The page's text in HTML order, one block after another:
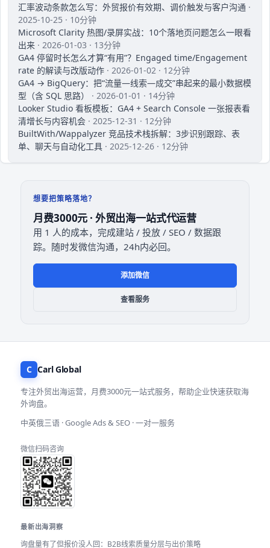
汇率波动条款怎么写：外贸报价有效期、调价触发与客户沟通 ·
2025-10-25 · 10分钟
Microsoft Clarity 热图/录屏实战：10个落地页问题怎么一眼看
出来 · 2026-01-03 · 13分钟
GA4 停留时长怎么才算“有用”？Engaged time/Engagement
rate 的解读与改版动作 · 2026-01-02 · 12分钟
GA4 → BigQuery：把“流量—线索—成交”串起来的最小数据模
型（含 SQL 思路）
· 2026-01-01 · 14分钟
Looker Studio 看板模板：GA4 + Search Console 一张报表看
清增长与内容机会 · 2025-12-31 · 12分钟
BuiltWith/Wappalyzer 竞品技术栈拆解：3步识别跟踪、表
单、聊天与自动化工具 · 2025-12-26 · 12分钟
想要把策略落地？
月费3000元 · 外贸出海一站式代运营
用 1 人的成本，完成建站 / 投放 / SEO / 数据跟
踪。随时发微信沟通，24h内必回。
添加微信
查看服务
C Carl Global
专注外贸出海运营，月费3000元一站式服务，帮助企业快速获取海
外询盘。
中英俄三语 · Google Ads & SEO · 一对一服务
微信扫码咨询
最新出海洞察
询盘量有了但报价没人回：B2B线索质量分层与出价策略